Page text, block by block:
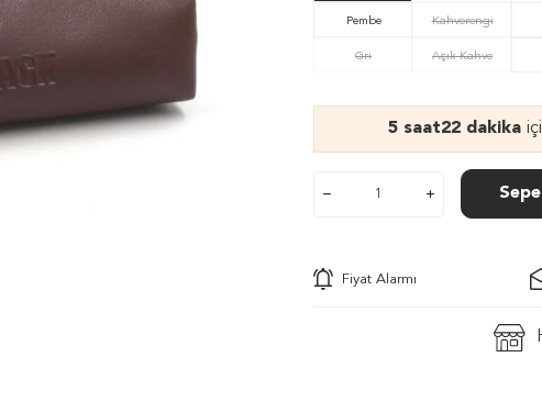
Pembe Kahverengi
Gri Açık Kahve
5 saat22 dakika
Fiyat Alarmı